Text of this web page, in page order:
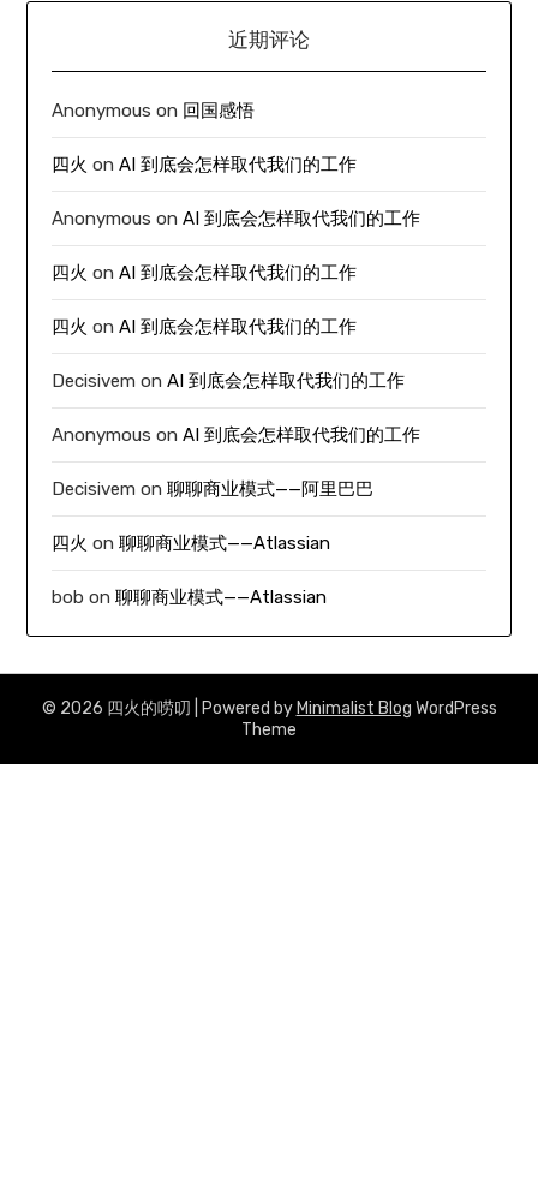
近期评论
Anonymous on 回国感悟
四火 onAI 到底会怎样取代我们的工作
Anonymous onAI 到底会怎样取代我们的工作
四火 onAI 到底会怎样取代我们的工作
四火 onAI 到底会怎样取代我们的工作
Decisivem onAI 到底会怎样取代我们的工作
Anonymous onAI 到底会怎样取代我们的工作
Decisivem on聊聊商业模式——阿里巴巴
四火 on聊聊商业模式——Atlassian
bob on聊聊商业模式——Atlassian
© 2026 四火的唠叨 | Powered by Minimalist Blog WordPress
Theme